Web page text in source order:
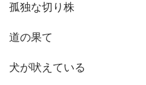
孤独な切り株
道の果て
犬が吠えている